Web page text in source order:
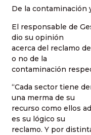
De la contaminación
El responsable de
dio su opinión
acerca del reclamo
o no de la
contaminación
“Cada sector tiene
una merma de su
recurso como ellos
es su lógico su
reclamo. Y por